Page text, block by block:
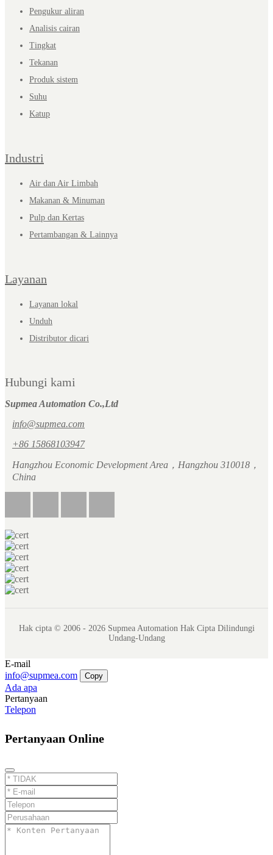
Pengukur aliran
Analisis cairan
Tingkat
Tekanan
Produk sistem
Suhu
Katup
Industri
Air dan Air Limbah
Makanan & Minuman
Pulp dan Kertas
Pertambangan & Lainnya
Layanan
Layanan lokal
Unduh
Distributor dicari
Hubungi kami
Supmea Automation Co.,Ltd
info@supmea.com
+86 15868103947
Hangzhou Economic Development Area，Hangzhou 310018，
China
Hak cipta © 2006 - 2026 Supmea Automation Hak Cipta Dilindungi
Undang-Undang
E-mail
info@supmea.com
Copy
Ada apa
Pertanyaan
Telepon
Pertanyaan Online